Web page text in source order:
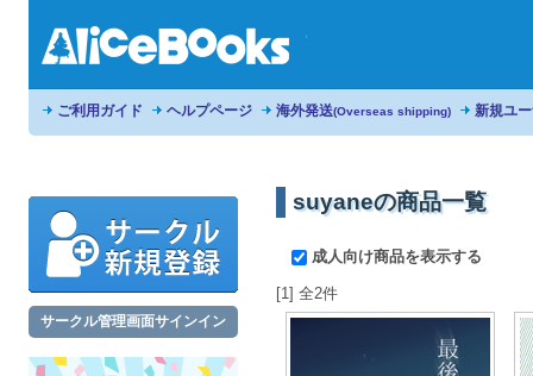
ご利用ガイド ヘルプページ 海外発送(Overseas shipping) 新規ユ
サークル管理画面サインイン
suyaneの商品一覧
成人向け商品を表示する
[1] 全2件